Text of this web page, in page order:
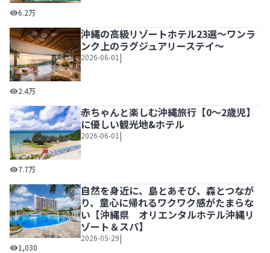
一年中泳げる！沖縄のプール付きホテルおすすめ11選
6.2万
沖縄の高級リゾートホテル23選～ワンランク上のラグジュ
2.4万
沖縄の高級リゾートホテル23選～ワンラ
ンク上のラグジュアリーステイ～
2026-06-01 |
赤ちゃんと楽しむ沖縄旅行【0～2歳児】に優しい観光地&
7.7万
赤ちゃんと楽しむ沖縄旅行【0～2歳児】
に優しい観光地&ホテル
2026-06-01 |
自然を身近に、島とあそび、森とつながり、童心に帰れ
1,030
自然を身近に、島とあそび、森とつなが
り、童心に帰れるワクワク感がたまらな
い【沖縄県 オリエンタルホテル沖縄リ
ゾート＆スパ】
2026-05-29|